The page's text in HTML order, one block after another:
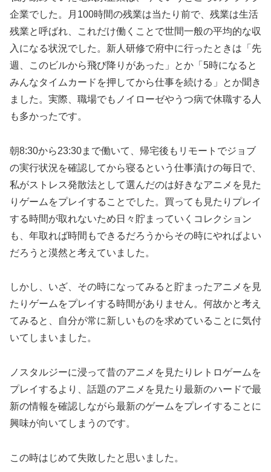
企業でした。月100時間の残業は当たり前で、残業は生活
残業と呼ばれ、これだけ働くことで世間一般の平均的な収
入になる状況でした。新人研修で府中に行ったときは「先
週、このビルから飛び降りがあった」とか「5時になると
みんなタイムカードを押してから仕事を続ける」とか聞き
ました。実際、職場でもノイローゼやうつ病で休職する人
も多かったです。
朝8:30から23:30まで働いて、帰宅後もリモートでジョブ
の実行状況を確認してから寝るという仕事漬けの毎日で、
私がストレス発散法として選んだのは好きなアニメを見た
りゲームをプレイすることでした。買っても見たりプレイ
する時間が取れないため日々貯まっていくコレクション
も、年取れば時間もできるだろうからその時にやればよい
だろうと漠然と考えていました。
しかし、いざ、その時になってみると貯まったアニメを見
たりゲームをプレイする時間がありません。何故かと考え
てみると、自分が常に新しいものを求めていることに気付
いてしまいました。
ノスタルジーに浸って昔のアニメを見たりレトロゲームを
プレイするより、話題のアニメを見たり最新のハードで最
新の情報を確認しながら最新のゲームをプレイすることに
興味が向いてしまうのです。
この時はじめて失敗したと思いました。